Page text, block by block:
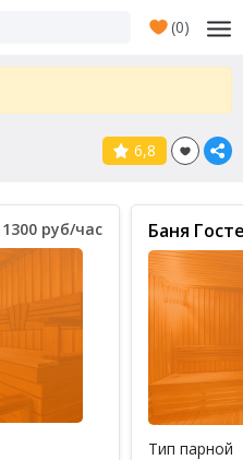
(0)
6,8
1300 руб/час Баня
Тип парной